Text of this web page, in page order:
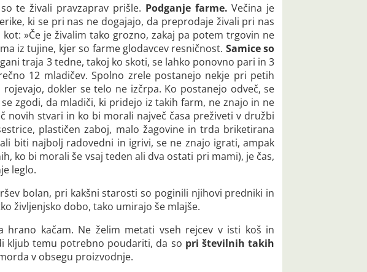
te živali pravzaprav prišle. Podganje farme. Večina je
ki se pri nas ne dogajajo, da preprodaje živali pri nas
»Če je živalim tako grozno, zakaj pa potem trgovin ne
iz tujine, kjer so farme glodavcev resničnost. Samice so
traja 3 tedne, takoj ko skoti, se lahko ponovno pari in 3
12 mladičev. Spolno zrele postanejo nekje pri petih
dokler se telo ne izčrpa. Ko postanejo odveč, se
zgodi, da mladiči, ki pridejo iz takih farm, ne znajo in ne
novih stvari in ko bi morali največ časa preživeti v družbi
plastičen zaboj, malo žagovine in trda briketirana
biti najbolj radovedni in igrivi, se ne znajo igrati, ampak
ko bi morali še vsaj teden ali dva ostati pri mami), je čas,
leglo.
bolan, pri kakšni starosti so poginili njihovi predniki in
življenjsko dobo, tako umirajo še mlajše.
kačam. Ne želim metati vseh rejcev v isti koš in
kljub temu potrebno poudariti, da so pri številnih takih
v obsegu proizvodnje.